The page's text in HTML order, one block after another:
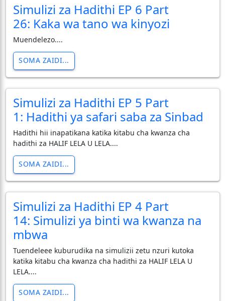
Simulizi za Hadithi EP 6 Part
26: Kaka wa tano wa kinyozi
Muendelezo....
SOMA ZAIDI...
Simulizi za Hadithi EP 5 Part
1: Hadithi ya safari saba za Sinbad
Hadithi hii inapatikana katika kitabu cha kwanza cha
hadithi za HALIF LELA U LELA....
SOMA ZAIDI...
Simulizi za Hadithi EP 4 Part
14: Simulizi ya binti wa kwanza na
mbwa
Tuendeleee kuburudika na simulizii zetu nzuri kutoka
katika kitabu cha kwanza cha hadithi za HALIF LELA U
LELA....
SOMA ZAIDI...